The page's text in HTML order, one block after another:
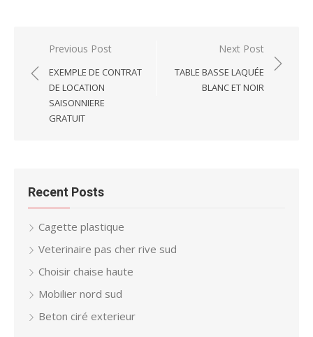
Post
navigation
Previous Post
EXEMPLE DE CONTRAT
DE LOCATION
SAISONNIERE
GRATUIT
Next Post
TABLE BASSE LAQUÉE
BLANC ET NOIR
Recent Posts
Cagette plastique
Veterinaire pas cher rive sud
Choisir chaise haute
Mobilier nord sud
Beton ciré exterieur